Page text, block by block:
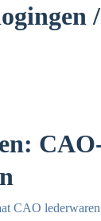
CAO